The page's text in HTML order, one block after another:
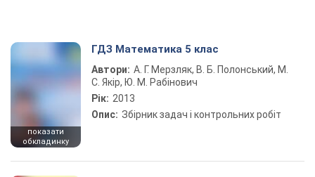
показати
обкладинку
ГДЗ Математика 5 клас
Автори: А. Г. Мерзляк, В. Б. Полонський, М.
С. Якір, Ю. М. Рабінович
Рік: 2013
Опис: Збірник задач і контрольних робіт